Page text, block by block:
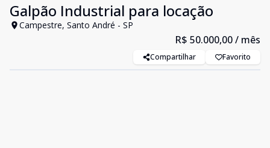
Galpão Industrial para locação
Campestre, Santo André - SP
R$ 50.000,00/ mês
Compartilhar Favorito